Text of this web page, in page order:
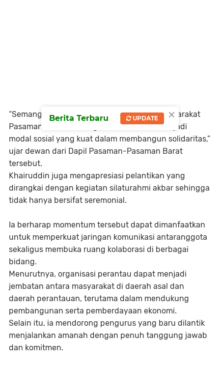
“Semangat persatuan yang ditunjukkan masyarakat
Pasaman di Batam sangat luar biasa. Ini menjadi
modal sosial yang kuat dalam membangun solidaritas,”
ujar dewan dari Dapil Pasaman-Pasaman Barat
tersebut.
Khairuddin juga mengapresiasi pelantikan yang
dirangkai dengan kegiatan silaturahmi akbar sehingga
tidak hanya bersifat seremonial.
Ia berharap momentum tersebut dapat dimanfaatkan
untuk memperkuat jaringan komunikasi antaranggota
sekaligus membuka ruang kolaborasi di berbagai
bidang.
Menurutnya, organisasi perantau dapat menjadi
jembatan antara masyarakat di daerah asal dan
daerah perantauan, terutama dalam mendukung
pembangunan serta pemberdayaan ekonomi.
Selain itu, ia mendorong pengurus yang baru dilantik
menjalankan amanah dengan penuh tanggung jawab
dan komitmen.
×
Berita Terbaru UPDATE